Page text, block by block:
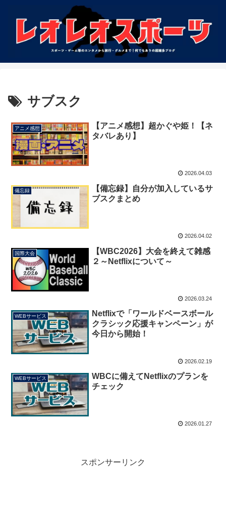
サブスク
アニメ感想
【アニメ感想】超かぐや姫！【ネ
タバレあり】
2026.04.03
備忘録
【備忘録】自分が加入しているサ
ブスクまとめ
2026.04.02
国際大会
【WBC2026】大会を終えて雑感
２～Netflixについて～
2026.03.24
WEBサービス
Netflixで「ワールドベースボール
クラシック応援キャンペーン」が
今日から開始！
2026.02.19
WEBサービス
WBCに備えてNetflixのプランを
チェック
2026.01.27
スポンサーリンク